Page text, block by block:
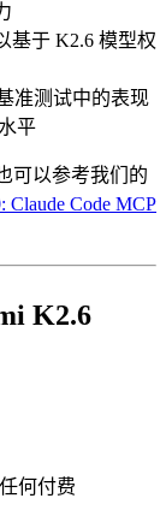
基于 K2.6 模型权
准测试中的表现
平
可以参考我们的
Claude Code MCP
K2.6
何付费